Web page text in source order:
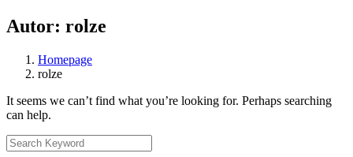
Autor: rolze
Homepage
rolze
It seems we can’t find what you’re looking for. Perhaps searching
can help.